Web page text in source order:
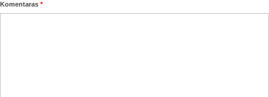
Komentaras *